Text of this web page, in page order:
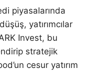
piyasalarında
yatırımcılar
Invest, bu
stratejik
cesur yatırım